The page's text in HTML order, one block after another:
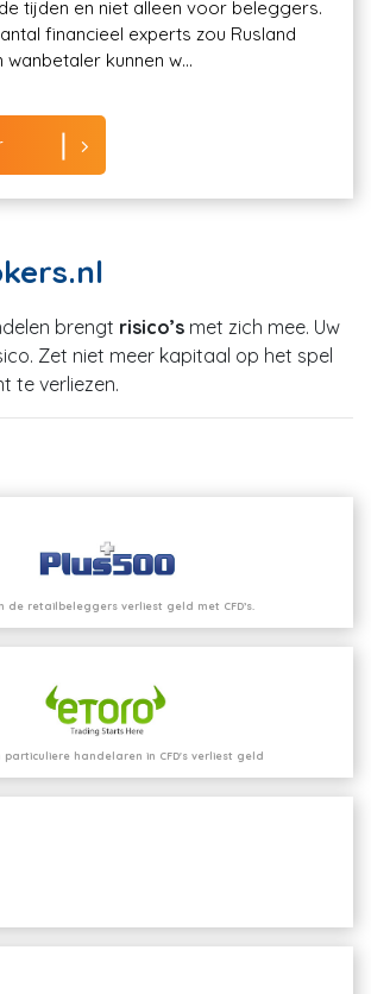
tijden en niet alleen voor beleggers.
financieel experts zou Rusland
kunnen w...
brengt risico’s met zich mee. Uw
Zet niet meer kapitaal op het spel
te verliezen.
de retailbeleggers verliest geld met CFD’s.
particuliere handelaren in CFD's verliest geld